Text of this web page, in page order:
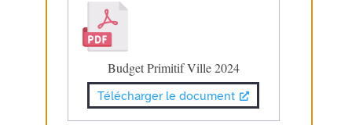
Budget Primitif Ville 2024
Télécharger le document